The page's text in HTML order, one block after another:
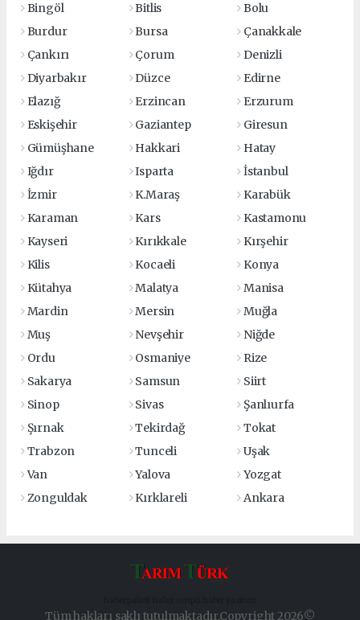
Bingöl
Bitlis
Bolu
Burdur
Bursa
Çanakkale
Çankırı
Çorum
Denizli
Diyarbakır
Düzce
Edirne
Elazığ
Erzincan
Erzurum
Eskişehir
Gaziantep
Giresun
Gümüşhane
Hakkari
Hatay
Iğdır
Isparta
İstanbul
İzmir
K.Maraş
Karabük
Karaman
Kars
Kastamonu
Kayseri
Kırıkkale
Kırşehir
Kilis
Kocaeli
Konya
Kütahya
Malatya
Manisa
Mardin
Mersin
Muğla
Muş
Nevşehir
Niğde
Ordu
Osmaniye
Rize
Sakarya
Samsun
Siirt
Sinop
Sivas
Şanlıurfa
Şırnak
Tekirdağ
Tokat
Trabzon
Tunceli
Uşak
Van
Yalova
Yozgat
Zonguldak
Kırklareli Ankara
Tüm hakları saklı tutulmaktadır.Copyright 2026©